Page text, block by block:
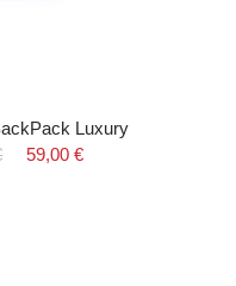
Luxury
59,00 €